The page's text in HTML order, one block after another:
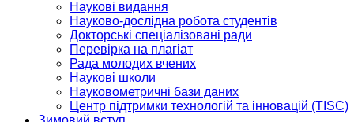
Наукові видання
Науково-дослідна робота студентів
Докторські спеціалізовані ради
Перевірка на плагіат
Рада молодих вчених
Наукові школи
Науковометричні бази даних
Центр підтримки технологій та інновацій (TISC)